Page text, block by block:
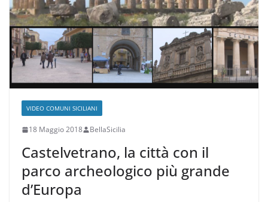
VIDEO COMUNI SICILIANI
18 Maggio 2018 BellaSicilia
Castelvetrano, la città con il
parco archeologico più grande
d’Europa